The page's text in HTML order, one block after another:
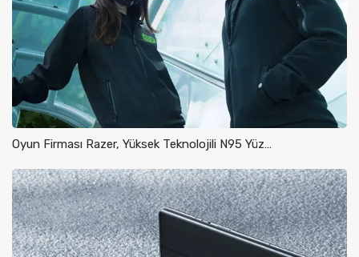
Oyun Firması Razer, Yüksek Teknolojili N95 Yüz…